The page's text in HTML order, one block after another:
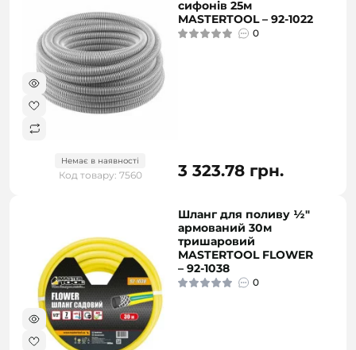
Немає в наявності
Код товару: 7560
сифонів 25м
MASTERTOOL – 92-1022
0
3 323.78 грн.
Шланг для поливу ½"
армований 30м
тришаровий
MASTERTOOL FLOWER
– 92-1038
0